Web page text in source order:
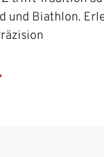
und Biathlon.